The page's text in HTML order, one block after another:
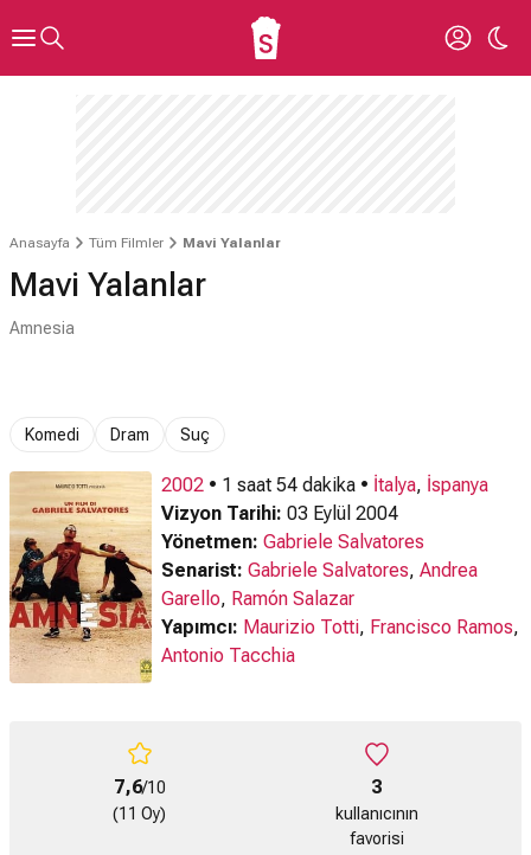
Anasayfa Tüm Filmler Mavi Yalanlar
Mavi Yalanlar
Amnesia
Komedi Dram Suç
2002 • 1 saat 54 dakika • İtalya, İspanya
Vizyon Tarihi: 03 Eylül 2004
Yönetmen: Gabriele Salvatores
Senarist: Gabriele Salvatores, Andrea
Garello, Ramón Salazar
Yapımcı: Maurizio Totti, Francisco Ramos,
Antonio Tacchia
7,6/10
(11 Oy)
3
kullanıcının
favorisi